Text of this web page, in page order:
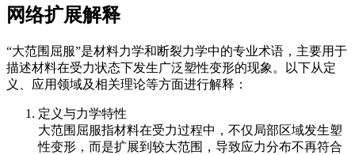
网络扩展解释
“大范围屈服”是材料力学和断裂力学中的专业术语，主要用于
描述材料在受力状态下发生广泛塑性变形的现象。以下从定
义、应用领域及相关理论等方面进行解释：
定义与力学特性
大范围屈服指材料在受力过程中，不仅局部区域发生塑
性变形，而是扩展到较大范围，导致应力分布不再符合